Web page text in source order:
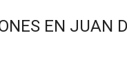
EN JUAN